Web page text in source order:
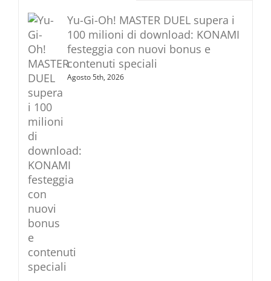
Yu-Gi-Oh! MASTER DUEL supera i
100 milioni di download: KONAMI
festeggia con nuovi bonus e
contenuti speciali
Agosto 5th, 2026